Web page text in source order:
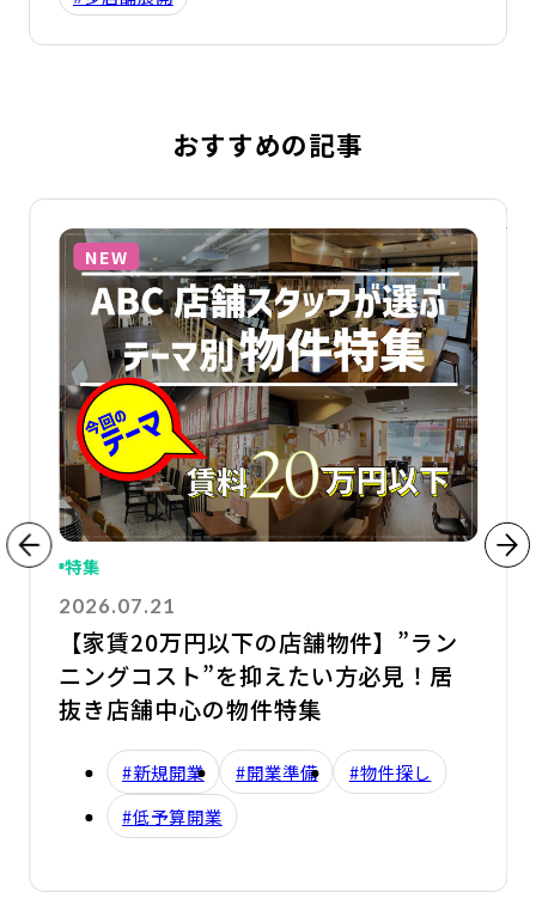
おすすめの記事
細を見る
NEW
特集
2026.07.21
【家賃20万円以下の店舗物件】”ラン
ニングコスト”を抑えたい方必見！居
抜き店舗中心の物件特集
#新規開業 #開業準備
#物件探し
#低予算開業